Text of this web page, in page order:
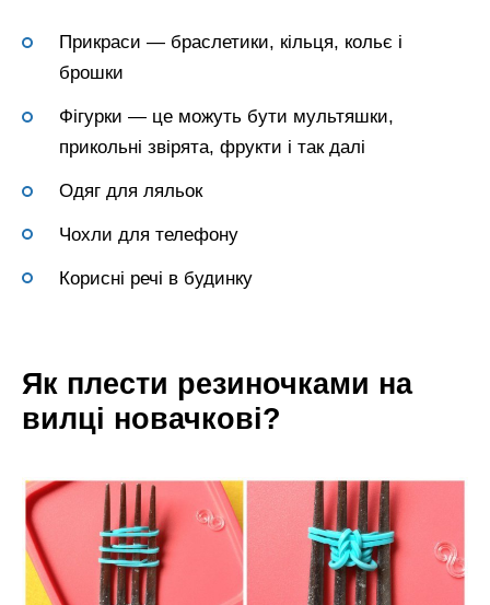
Прикраси — браслетики, кільця, кольє і
брошки
Фігурки — це можуть бути мультяшки,
прикольні звірята, фрукти і так далі
Одяг для ляльок
Чохли для телефону
Корисні речі в будинку
Як плести резиночками на
вилці новачкові?